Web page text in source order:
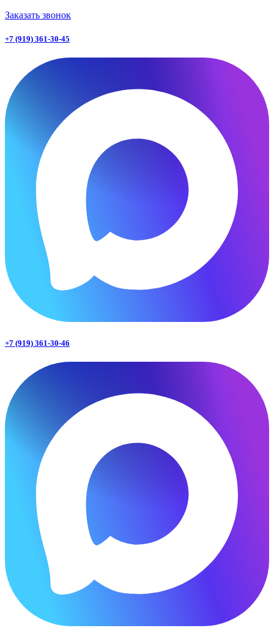
Заказать звонок
+7 (919) 361-30-45
+7 (919) 361-30-46